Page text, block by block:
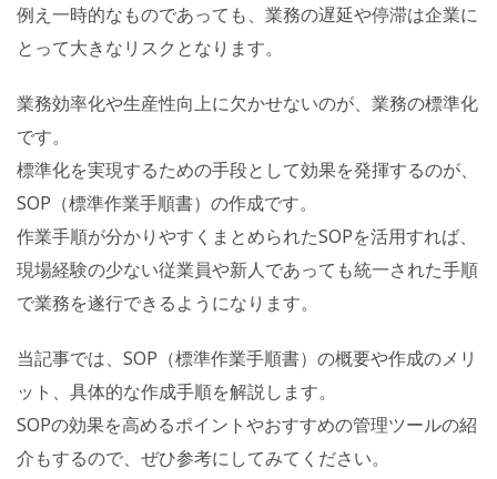
例え一時的なものであっても、業務の遅延や停滞は企業に
とって大きなリスクとなります。
業務効率化や生産性向上に欠かせないのが、業務の標準化
です。
標準化を実現するための手段として効果を発揮するのが、
SOP（標準作業手順書）の作成です。
作業手順が分かりやすくまとめられたSOPを活用すれば、
現場経験の少ない従業員や新人であっても統一された手順
で業務を遂行できるようになります。
当記事では、SOP（標準作業手順書）の概要や作成のメリ
ット、具体的な作成手順を解説します。
SOPの効果を高めるポイントやおすすめの管理ツールの紹
介もするので、ぜひ参考にしてみてください。